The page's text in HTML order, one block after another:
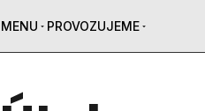
MENU PROVOZUJEME